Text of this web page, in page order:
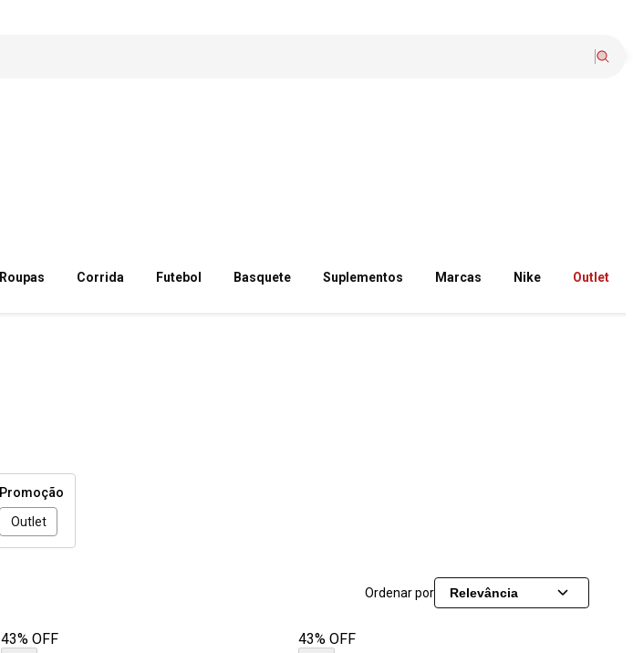
Roupas Corrida Futebol Basquete Suplementos Marcas Nike Outlet
Promoção
Outlet
Ordenar por Relevância
43% OFF 43% OFF